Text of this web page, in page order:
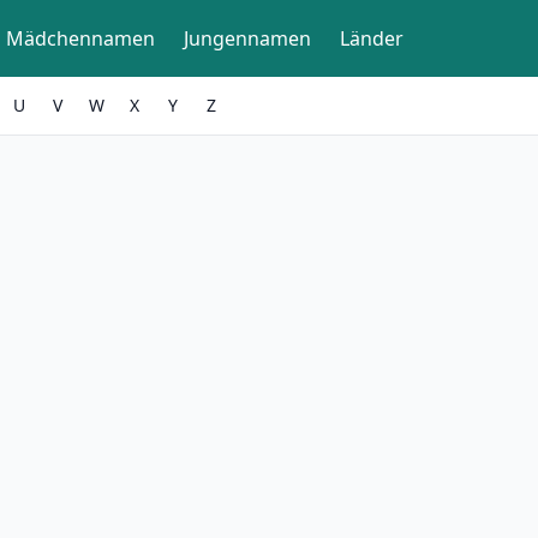
Mädchennamen Jungennamen Länder
U V W X Y Z